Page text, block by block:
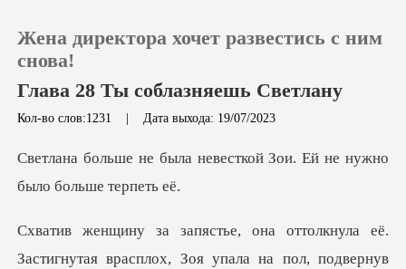
Пополнить
История чтения
Жена директора хочет развестись с ним
снова!
Глава 28 Ты соблазняешь Светлану
Кол-во слов:1231 | Дата выхода: 19/07/2023
невесткой Зои. Ей не нуж
игнутая врасплох, Зоя упала на пол, подвернув